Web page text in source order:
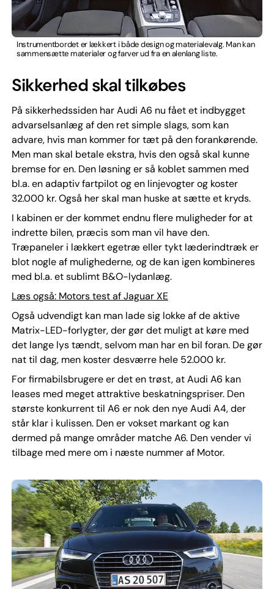
Instrumentbordet er lækkert i både design og materialevalg. Man kan
sammensætte materialer og farver ud fra en alenlang liste.
Sikkerhed skal tilkøbes
På sikkerhedssiden har Audi A6 nu fået et indbygget
advarselsanlæg af den ret simple slags, som kan
advare, hvis man kommer for tæt på den forankørende.
Men man skal betale ekstra, hvis den også skal kunne
bremse for en. Den løsning er så koblet sammen med
bl.a. en adaptiv fartpilot og en linjevogter og koster
32.000 kr. Også her skal man huske at sætte et kryds.
I kabinen er der kommet endnu flere muligheder for at
indrette bilen, præcis som man vil have den.
Træpaneler i lækkert egetræ eller tykt læderindtræk er
blot nogle af mulighederne, og de kan igen kombineres
med bl.a. et sublimt B&O-lydanlæg.
Læs også: Motors test af Jaguar XE
Også udvendigt kan man lade sig lokke af de aktive
Matrix-LED-forlygter, der gør det muligt at køre med
det lange lys tændt, selvom man har en bil foran. De gør
nat til dag, men koster desværre hele 52.000 kr.
For firmabilsbrugere er det en trøst, at Audi A6 kan
leases med meget attraktive beskatningspriser. Den
største konkurrent til A6 er nok den nye Audi A4, der
står klar i kulissen. Den er vokset markant og kan
dermed på mange områder matche A6. Den vender vi
tilbage med mere om i næste nummer af Motor.